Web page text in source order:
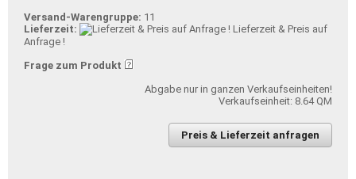
Versand-Warengruppe: 11
Lieferzeit:
Lieferzeit & Preis auf
Anfrage !
Frage zum Produkt
Abgabe nur in ganzen Verkaufseinheiten!
Verkaufseinheit: 8.64 QM
Preis & Lieferzeit anfragen